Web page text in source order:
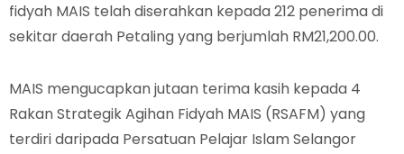
fidyah MAIS telah diserahkan kepada 212 penerima di
sekitar daerah Petaling yang berjumlah RM21,200.00.
MAIS mengucapkan jutaan terima kasih kepada 4
Rakan Strategik Agihan Fidyah MAIS (RSAFM) yang
terdiri daripada Persatuan Pelajar Islam Selangor